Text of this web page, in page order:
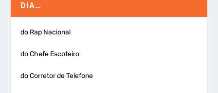
DIA…
do Rap Nacional
do Chefe Escoteiro
do Corretor de Telefone